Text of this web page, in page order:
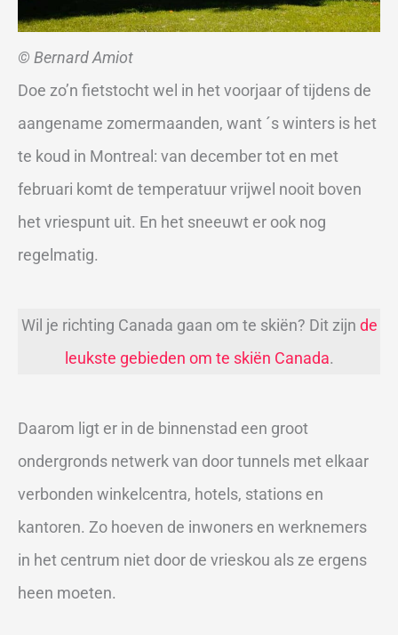
© Bernard Amiot
Doe zo’n fietstocht wel in het voorjaar of tijdens de
aangename zomermaanden, want ´s winters is het
te koud in Montreal: van december tot en met
februari komt de temperatuur vrijwel nooit boven
het vriespunt uit. En het sneeuwt er ook nog
regelmatig.
Wil je richting Canada gaan om te skiën? Dit zijn de
leukste gebieden om te skiën Canada.
Daarom ligt er in de binnenstad een groot
ondergronds netwerk van door tunnels met elkaar
verbonden winkelcentra, hotels, stations en
kantoren. Zo hoeven de inwoners en werknemers
in het centrum niet door de vrieskou als ze ergens
heen moeten.